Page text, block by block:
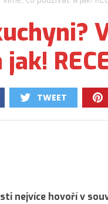
TWEET
0
nejvíce hovoří v